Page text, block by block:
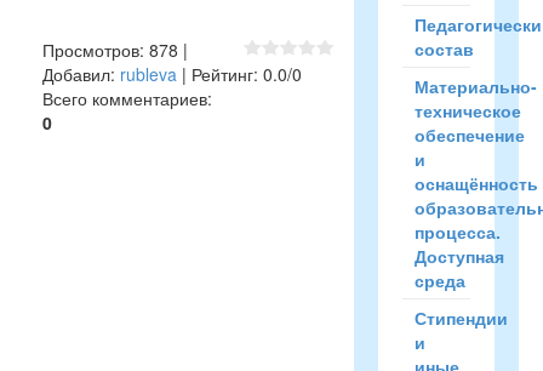
Просмотров: 878 |
Добавил: rubleva | Рейтинг: 0.0/0
Всего комментариев:
0
состав
Материально-
техническое
обеспечение
и
оснащённость
процесса.
Доступная
среда
Стипендии
и
иные